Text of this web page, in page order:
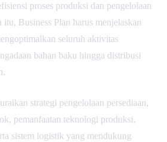
proses produksi dan pengelolaan
Business Plan harus menjelaskan
seluruh aktivitas
bahan baku hingga distribusi
strategi pengelolaan persediaan,
pemanfaatan teknologi produksi,
sistem logistik yang mendukung